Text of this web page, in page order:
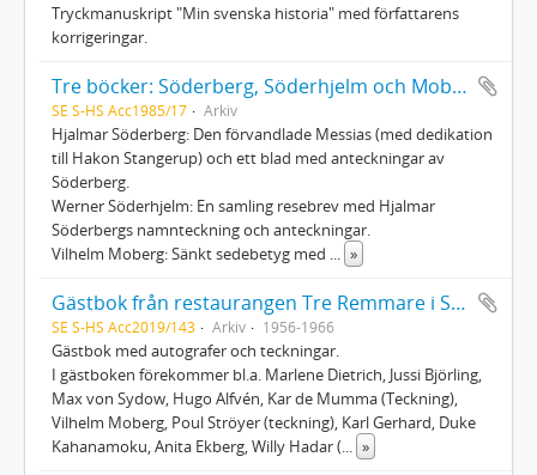
Tryckmanuskript "Min svenska historia" med författarens
korrigeringar.
Tre böcker: Söderberg, Söderhjelm och Moberg
SE S-HS Acc1985/17 Arkiv
Hjalmar Söderberg: Den förvandlade Messias (med dedikation
till Hakon Stangerup) och ett blad med anteckningar av
Söderberg.
Werner Söderhjelm: En samling resebrev med Hjalmar
Söderbergs namnteckning och anteckningar.
Vilhelm Moberg: Sänkt sedebetyg med
»
Gästbok från restaurangen Tre Remmare i Stockholm
SE S-HS Acc2019/143 Arkiv 1956-1966
Gästbok med autografer och teckningar.
I gästboken förekommer bl.a. Marlene Dietrich, Jussi Björling,
Max von Sydow, Hugo Alfvén, Kar de Mumma (Teckning),
Vilhelm Moberg, Poul Ströyer (teckning), Karl Gerhard, Duke
Kahanamoku, Anita Ekberg, Willy Hadar (
»